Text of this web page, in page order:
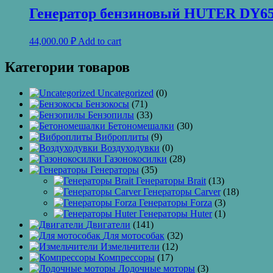
Генератор бензиновый HUTER
44,000.00 ₽ Add to cart
Категории товаров
Uncategorized (0)
Бензокосы (71)
Бензопилы (33)
Бетономешалки (30)
Виброплиты (9)
Воздуходувки (0)
Газонокосилки (28)
Генераторы (35)
Генераторы Brait (13)
Генераторы Carver (18)
Генераторы Forza (3)
Генераторы Huter (1)
Двигатели (141)
Для мотособак (32)
Измельчители (12)
Компрессоры (17)
Лодочные моторы (3)